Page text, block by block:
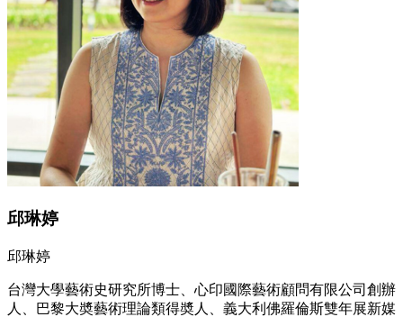
邱琳婷
邱琳婷
台灣大學藝術史研究所博士、心印國際藝術顧問有限公司創辦
人、巴黎大奬藝術理論類得奬人、義大利佛羅倫斯雙年展新媒